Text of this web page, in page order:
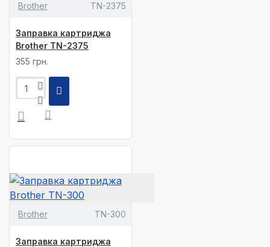
Brother TN-2375
Заправка картриджа
Brother TN-2375
355 грн.
Brother TN-300
Заправка картриджа